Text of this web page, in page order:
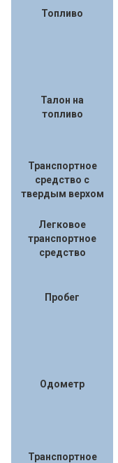
Топливо
Талон на
топливо
Транспортное
средство с
твердым верхом
Легковое
транспортное
средство
Пробег
Одометр
Транспортное